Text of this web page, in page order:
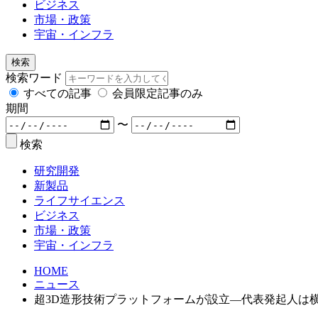
ビジネス
市場・政策
宇宙・インフラ
検索
検索ワード
すべての記事
会員限定記事のみ
期間
〜
検索
研究開発
新製品
ライフサイエンス
ビジネス
市場・政策
宇宙・インフラ
HOME
ニュース
超3D造形技術プラットフォームが設立―代表発起人は